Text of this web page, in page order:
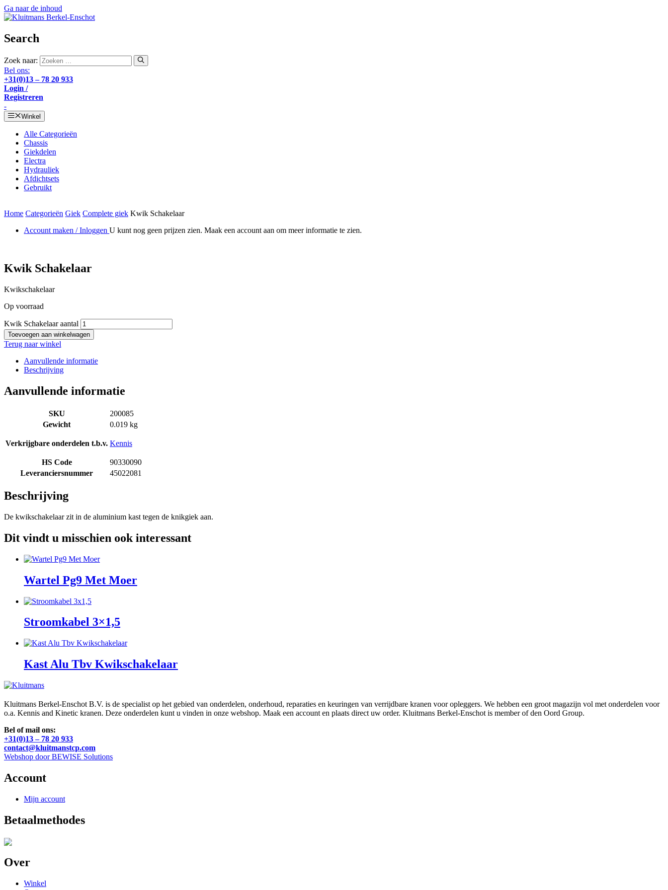
Ga naar de inhoud
Search
Zoek naar:
Bel ons:
+31(0)13 – 78 20 933
Login /
Registreren
-
Winkel
Alle Categorieën
Chassis
Giekdelen
Electra
Hydrauliek
Afdichtsets
Gebruikt
Home Categorieën Giek Complete giek Kwik Schakelaar
Account maken / Inloggen U kunt nog geen prijzen zien. Maak een account aan om meer informatie te zien.
Kwik Schakelaar
Kwikschakelaar
Op voorraad
Kwik Schakelaar aantal
Toevoegen aan winkelwagen
Terug naar winkel
Aanvullende informatie
Beschrijving
Aanvullende informatie
SKU
200085
Gewicht
0.019 kg
Verkrijgbare onderdelen t.b.v. Kennis
HS Code
90330090
Leveranciersnummer
45022081
Beschrijving
De kwikschakelaar zit in de aluminium kast tegen de knikgiek aan.
Dit vindt u misschien ook interessant
Wartel Pg9 Met Moer
Stroomkabel 3×1,5
Kast Alu Tbv Kwikschakelaar
Kluitmans Berkel-Enschot B.V. is de specialist op het gebied van onderdelen, onderhoud, reparaties en keuringen van verrijdbare kranen voor opleggers. We hebben een groot magazijn vol met onderdelen voor
o.a. Kennis and Kinetic kranen. Deze onderdelen kunt u vinden in onze webshop. Maak een account en plaats direct uw order. Kluitmans Berkel-Enschot is member of den Oord Group.
Bel of mail ons:
+31(0)13 – 78 20 933
contact@kluitmanstcp.com
Webshop door BEWISE Solutions
Account
Mijn account
Betaalmethodes
Over
Winkel